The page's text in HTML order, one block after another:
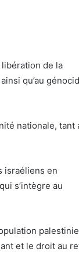
libération de la
qu’au
nationale, tant
israéliens en
s’intègre au
et le droit au